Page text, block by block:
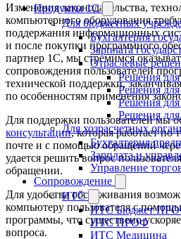
Продукты 1С
Для бюджетных
Бухгалтерия
Зарплата
Отраслевые
Решения для
Решения
Решения
Решения для
Для хозрасчетных
Бухгалтерия
Зарплата и
Управление
Сопровождение
ИТС
ИТС Бюджет
ИТС ПРОФ
ИТС Медицина
Изменения законодательства,
компьютерного оборудования
поддержания информационных
и после покупки программного
партнер 1С, мы стремимся
сопровождения пользователей
технической поддержки,
по особенностям применения
Для поддержки пользователей мы
консультации, которая работает по
почте и с помощью обращений
удается решить вопрос
обращении.
Для удобства обслуживания
компьютеру пользователя с
программы, что существено
вопроса.